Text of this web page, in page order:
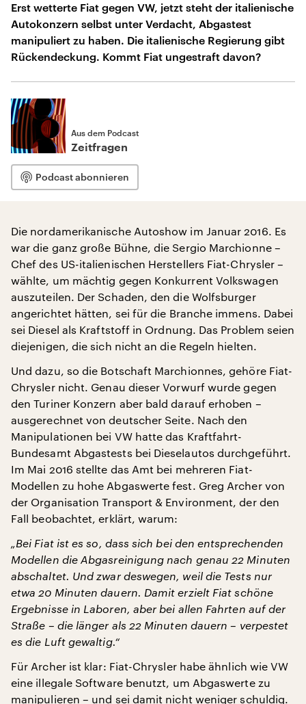
Erst wetterte Fiat gegen VW, jetzt steht der italienische
Autokonzern selbst unter Verdacht, Abgastest
manipuliert zu haben. Die italienische Regierung gibt
Rückendeckung. Kommt Fiat ungestraft davon?
Aus dem Podcast
Zeitfragen
Podcast abonnieren
Die nordamerikanische Autoshow im Januar 2016. Es
war die ganz große Bühne, die Sergio Marchionne –
Chef des US-italienischen Herstellers Fiat-Chrysler –
wählte, um mächtig gegen Konkurrent Volkswagen
auszuteilen. Der Schaden, den die Wolfsburger
angerichtet hätten, sei für die Branche immens. Dabei
sei Diesel als Kraftstoff in Ordnung. Das Problem seien
diejenigen, die sich nicht an die Regeln hielten.
Und dazu, so die Botschaft Marchionnes, gehöre Fiat-
Chrysler nicht. Genau dieser Vorwurf wurde gegen
den Turiner Konzern aber bald darauf erhoben –
ausgerechnet von deutscher Seite. Nach den
Manipulationen bei VW hatte das Kraftfahrt-
Bundesamt Abgastests bei Dieselautos durchgeführt.
Im Mai 2016 stellte das Amt bei mehreren Fiat-
Modellen zu hohe Abgaswerte fest. Greg Archer von
der Organisation Transport & Environment, der den
Fall beobachtet, erklärt, warum:
„Bei Fiat ist es so, dass sich bei den entsprechenden
Modellen die Abgasreinigung nach genau 22 Minuten
abschaltet. Und zwar deswegen, weil die Tests nur
etwa 20 Minuten dauern. Damit erzielt Fiat schöne
Ergebnisse in Laboren, aber bei allen Fahrten auf der
Straße – die länger als 22 Minuten dauern – verpestet
es die Luft gewaltig.“
Für Archer ist klar: Fiat-Chrysler habe ähnlich wie VW
eine illegale Software benutzt, um Abgaswerte zu
manipulieren – und sei damit nicht weniger schuldig.